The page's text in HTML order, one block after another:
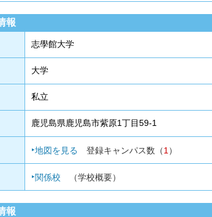
報
志學館大学
大学
私立
鹿児島県鹿児島市紫原1丁目59-1
地図を見る 登録キャンパス数（1 ）
関係校 （学校概要）
報